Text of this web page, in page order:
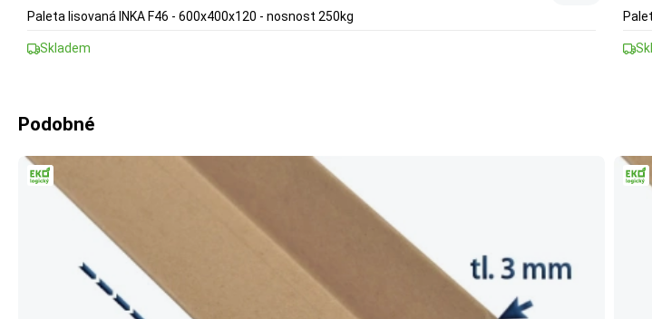
Paleta lisovaná INKA F46 - 600x400x120 - nosnost 250kg
Skladem
Podobné